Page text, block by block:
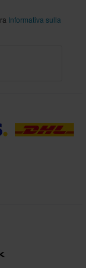
Informativa sulla